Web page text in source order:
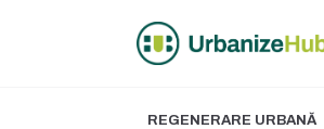
REGENERARE URBANĂ